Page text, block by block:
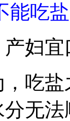
能吃
妇
吃
无